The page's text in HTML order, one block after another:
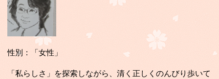
性別：「女性」
「私らしさ」を探索しながら、清く正しくのんびり歩いて